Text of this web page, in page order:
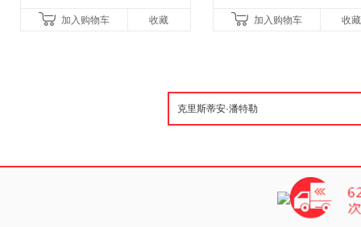
中名著语文书目初一课外阅
加入购物车 收藏 加入购物车 收藏